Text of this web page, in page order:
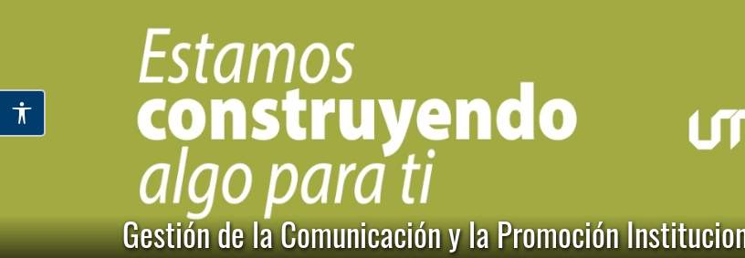
Gestión de la Comunicación y la Promoción